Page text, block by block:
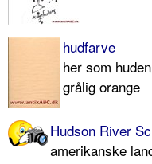
hudfarve
her som
grålig orange
Hudson River
amerikanske